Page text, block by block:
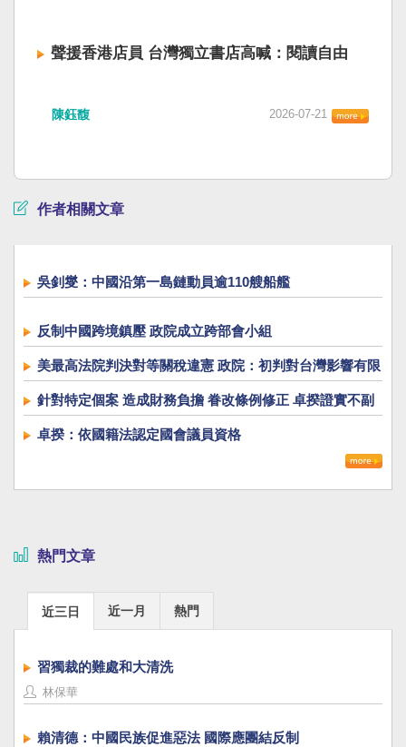
聲援香港店員 台灣獨立書店高喊：閱讀自由
陳鈺馥 2026-07-21
作者相關文章
吳釗燮：中國沿第一島鏈動員逾110艘船艦
反制中國跨境鎮壓 政院成立跨部會小組
美最高法院判決對等關稅違憲 政院：初判對台灣影響有限
針對特定個案 造成財務負擔 眷改條例修正 卓揆證實不副
署
卓揆：依國籍法認定國會議員資格
熱門文章
近三日 近一月 熱門
習獨裁的難處和大清洗
林保華
賴清德：中國民族促進惡法 國際應團結反制